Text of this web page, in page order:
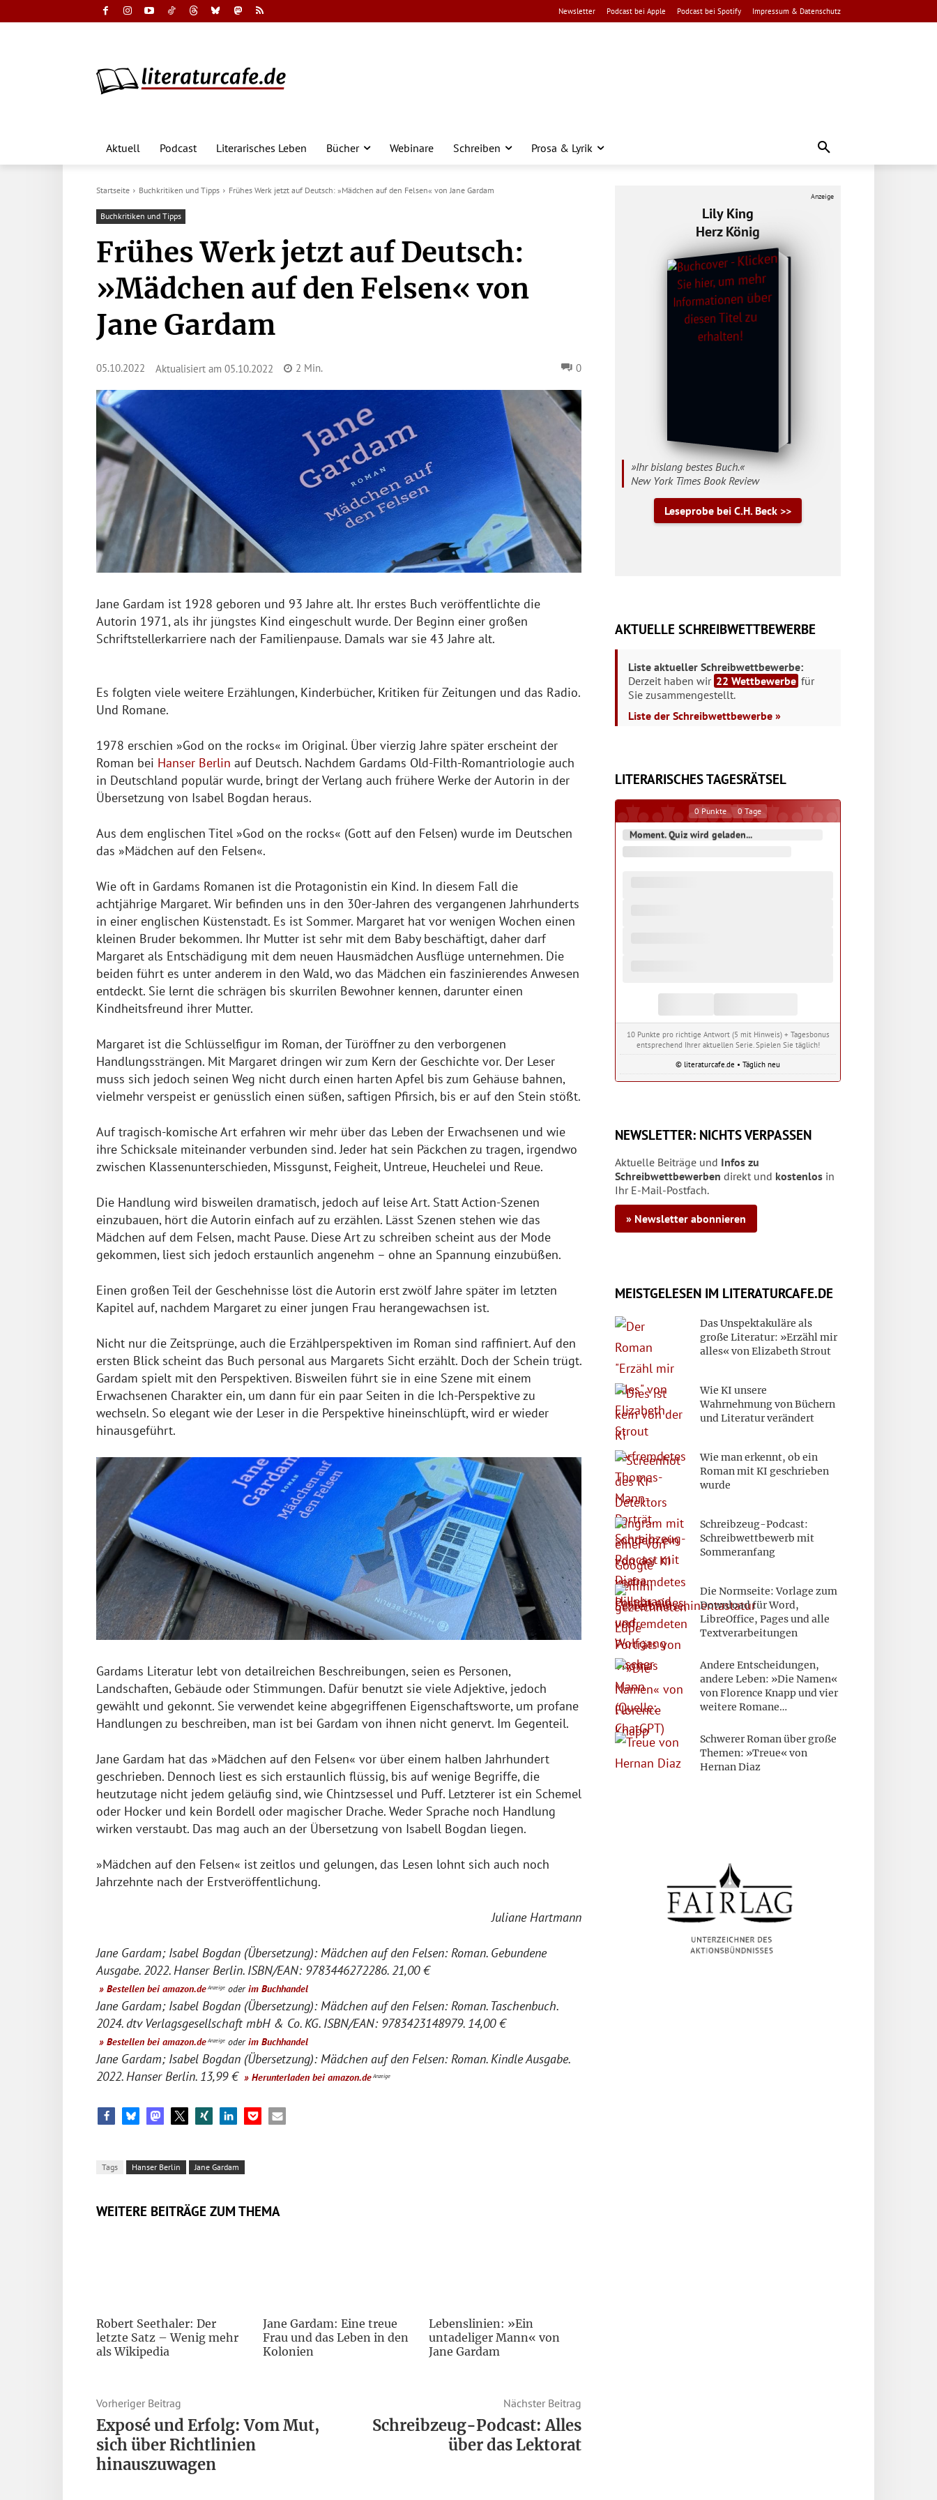
Newsletter Podcast bei Apple Podcast bei Spotify Impressum & Datenschutz
Aktuell Podcast Literarisches Leben Bücher Webinare Schreiben Prosa & Lyrik
Startseite Buchkritiken und Tipps Frühes Werk jetzt auf Deutsch: »Mädchen auf den Felsen« von Jane Gardam
Buchkritiken und Tipps
Frühes Werk jetzt auf Deutsch:
»Mädchen auf den Felsen« von
Jane Gardam
05.10.2022 Aktualisiert am 05.10.2022 2 Min. 0
Jane Gardam ist 1928 geboren und 93 Jahre alt. Ihr erstes Buch veröffentlichte die
Autorin 1971, als ihr jüngstes Kind eingeschult wurde. Der Beginn einer großen
Schriftstellerkarriere nach der Familienpause. Damals war sie 43 Jahre alt.
Es folgten viele weitere Erzählungen, Kinderbücher, Kritiken für Zeitungen und das Radio.
Und Romane.
1978 erschien »God on the rocks« im Original. Über vierzig Jahre später erscheint der
Roman bei Hanser Berlin auf Deutsch. Nachdem Gardams Old-Filth-Romantriologie auch
in Deutschland populär wurde, bringt der Verlang auch frühere Werke der Autorin in der
Übersetzung von Isabel Bogdan heraus.
Aus dem englischen Titel »God on the rocks« (Gott auf den Felsen) wurde im Deutschen
das »Mädchen auf den Felsen«.
Wie oft in Gardams Romanen ist die Protagonistin ein Kind. In diesem Fall die
achtjährige Margaret. Wir befinden uns in den 30er-Jahren des vergangenen Jahrhunderts
in einer englischen Küstenstadt. Es ist Sommer. Margaret hat vor wenigen Wochen einen
kleinen Bruder bekommen. Ihr Mutter ist sehr mit dem Baby beschäftigt, daher darf
Margaret als Entschädigung mit dem neuen Hausmädchen Ausflüge unternehmen. Die
beiden führt es unter anderem in den Wald, wo das Mädchen ein faszinierendes Anwesen
entdeckt. Sie lernt die schrägen bis skurrilen Bewohner kennen, darunter einen
Kindheitsfreund ihrer Mutter.
Margaret ist die Schlüsselfigur im Roman, der Türöffner zu den verborgenen
Handlungssträngen. Mit Margaret dringen wir zum Kern der Geschichte vor. Der Leser
muss sich jedoch seinen Weg nicht durch einen harten Apfel bis zum Gehäuse bahnen,
vielmehr verspeist er genüsslich einen süßen, saftigen Pfirsich, bis er auf den Stein stößt.
Auf tragisch-komische Art erfahren wir mehr über das Leben der Erwachsenen und wie
ihre Schicksale miteinander verbunden sind. Jeder hat sein Päckchen zu tragen, irgendwo
zwischen Klassenunterschieden, Missgunst, Feigheit, Untreue, Heuchelei und Reue.
Die Handlung wird bisweilen dramatisch, jedoch auf leise Art. Statt Action-Szenen
einzubauen, hört die Autorin einfach auf zu erzählen. Lässt Szenen stehen wie das
Mädchen auf dem Felsen, macht Pause. Diese Art zu schreiben scheint aus der Mode
gekommen, liest sich jedoch erstaunlich angenehm – ohne an Spannung einzubüßen.
Einen großen Teil der Geschehnisse löst die Autorin erst zwölf Jahre später im letzten
Kapitel auf, nachdem Margaret zu einer jungen Frau herangewachsen ist.
Nicht nur die Zeitsprünge, auch die Erzählperspektiven im Roman sind raffiniert. Auf den
ersten Blick scheint das Buch personal aus Margarets Sicht erzählt. Doch der Schein trügt.
Gardam spielt mit den Perspektiven. Bisweilen führt sie in eine Szene mit einem
Erwachsenen Charakter ein, um dann für ein paar Seiten in die Ich-Perspektive zu
wechseln. So elegant wie der Leser in die Perspektive hineinschlüpft, wird er wieder
hinausgeführt.
Gardams Literatur lebt von detailreichen Beschreibungen, seien es Personen,
Landschaften, Gebäude oder Stimmungen. Dafür benutzt sie viele Adjektive, jedoch
gewählt und gekonnt. Sie verwendet keine abgegriffenen Eigenschaftsworte, um profane
Handlungen zu beschreiben, man ist bei Gardam von ihnen nicht genervt. Im Gegenteil.
Jane Gardam hat das »Mädchen auf den Felsen« vor über einem halben Jahrhundert
geschrieben. Dennoch liest es sich erstaunlich flüssig, bis auf wenige Begriffe, die
heutzutage nicht jedem geläufig sind, wie Chintzsessel und Puff. Letzterer ist ein Schemel
oder Hocker und kein Bordell oder magischer Drache. Weder Sprache noch Handlung
wirken verstaubt. Das mag auch an der Übersetzung von Isabell Bogdan liegen.
»Mädchen auf den Felsen« ist zeitlos und gelungen, das Lesen lohnt sich auch noch
Jahrzehnte nach der Erstveröffentlichung.
Juliane Hartmann
Jane Gardam; Isabel Bogdan (Übersetzung): Mädchen auf den Felsen: Roman. Gebundene
Ausgabe. 2022. Hanser Berlin. ISBN/EAN: 9783446272286. 21,00 €
» Bestellen bei amazon.de Anzeige oderim Buchhandel
Jane Gardam; Isabel Bogdan (Übersetzung): Mädchen auf den Felsen: Roman. Taschenbuch.
2024. dtv Verlagsgesellschaft mbH & Co. KG. ISBN/EAN: 9783423148979. 14,00 €
» Bestellen bei amazon.de Anzeige oderim Buchhandel
Jane Gardam; Isabel Bogdan (Übersetzung): Mädchen auf den Felsen: Roman. Kindle Ausgabe.
2022. Hanser Berlin. 13,99 € » Herunterladen bei amazon.de Anzeige
Tags Hanser Berlin Jane Gardam
WEITERE BEITRÄGE ZUM THEMA
Robert Seethaler: Der
letzte Satz – Wenig mehr
als Wikipedia
Jane Gardam: Eine treue
Frau und das Leben in den
Kolonien
Lebenslinien: »Ein
untadeliger Mann« von
Jane Gardam
Vorheriger Beitrag
Exposé und Erfolg: Vom Mut,
sich über Richtlinien
hinauszuwagen
Nächster Beitrag
Schreibzeug-Podcast: Alles
über das Lektorat
Anzeige
Lily King
Herz König
»Ihr bislang bestes Buch.«
New York Times Book Review
Leseprobe bei C.H. Beck >>
AKTUELLE SCHREIBWETTBEWERBE
Liste aktueller Schreibwettbewerbe:
Derzeit haben wir 22 Wettbewerbe für
Sie zusammengestellt.
Liste der Schreibwettbewerbe »
LITERARISCHES TAGESRÄTSEL
0 Punkte 0 Tage
Moment. Quiz wird geladen...
10 Punkte pro richtige Antwort (5 mit Hinweis) + Tagesbonus
entsprechend Ihrer aktuellen Serie. Spielen Sie täglich!
© literaturcafe.de • Täglich neu
NEWSLETTER: NICHTS VERPASSEN
Aktuelle Beiträge und Infos zu
Schreibwettbewerben direkt und kostenlos in
Ihr E-Mail-Postfach.
» Newsletter abonnieren
MEISTGELESEN IM LITERATURCAFE.DE
Das Unspektakuläre als
große Literatur: »Erzähl mir
alles« von Elizabeth Strout
Wie KI unsere
Wahrnehmung von Büchern
und Literatur verändert
Wie man erkennt, ob ein
Roman mit KI geschrieben
wurde
Schreibzeug-Podcast:
Schreibwettbewerb mit
Sommeranfang
Die Normseite: Vorlage zum
Download für Word,
LibreOffice, Pages und alle
Textverarbeitungen
Andere Entscheidungen,
andere Leben: »Die Namen«
von Florence Knapp und vier
weitere Romane…
Schwerer Roman über große
Themen: »Treue« von
Hernan Diaz